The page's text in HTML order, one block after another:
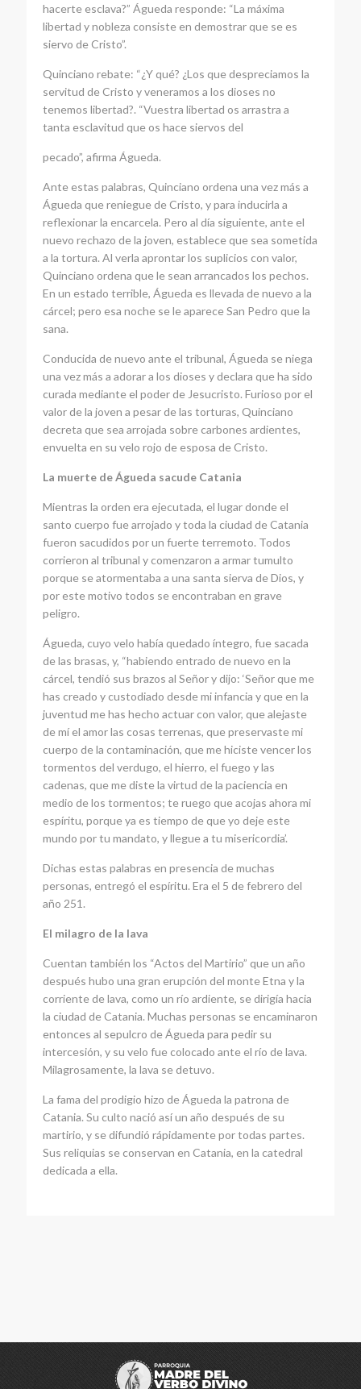
hacerte esclava?” Águeda responde: “La máxima
libertad y nobleza consiste en demostrar que se es
siervo de Cristo”.
Quinciano rebate: “¿Y qué? ¿Los que despreciamos la
servitud de Cristo y veneramos a los dioses no
tenemos libertad?. “Vuestra libertad os arrastra a
tanta esclavitud que os hace siervos del
pecado”, afirma Águeda.
Ante estas palabras, Quinciano ordena una vez más a
Águeda que reniegue de Cristo, y para inducirla a
reflexionar la encarcela. Pero al día siguiente, ante el
nuevo rechazo de la joven, establece que sea sometida
a la tortura. Al verla aprontar los suplicios con valor,
Quinciano ordena que le sean arrancados los pechos.
En un estado terrible, Águeda es llevada de nuevo a la
cárcel; pero esa noche se le aparece San Pedro que la
sana.
Conducida de nuevo ante el tribunal, Águeda se niega
una vez más a adorar a los dioses y declara que ha sido
curada mediante el poder de Jesucristo. Furioso por el
valor de la joven a pesar de las torturas, Quinciano
decreta que sea arrojada sobre carbones ardientes,
envuelta en su velo rojo de esposa de Cristo.
La muerte de Águeda sacude Catania
Mientras la orden era ejecutada, el lugar donde el
santo cuerpo fue arrojado y toda la ciudad de Catania
fueron sacudidos por un fuerte terremoto. Todos
corrieron al tribunal y comenzaron a armar tumulto
porque se atormentaba a una santa sierva de Dios, y
por este motivo todos se encontraban en grave
peligro.
Águeda, cuyo velo había quedado íntegro, fue sacada
de las brasas, y, “habiendo entrado de nuevo en la
cárcel, tendió sus brazos al Señor y dijo: ‘Señor que me
has creado y custodiado desde mi infancia y que en la
juventud me has hecho actuar con valor, que alejaste
de mí el amor las cosas terrenas, que preservaste mi
cuerpo de la contaminación, que me hiciste vencer los
tormentos del verdugo, el hierro, el fuego y las
cadenas, que me diste la virtud de la paciencia en
medio de los tormentos; te ruego que acojas ahora mi
espíritu, porque ya es tiempo de que yo deje este
mundo por tu mandato, y llegue a tu misericordia’.
Dichas estas palabras en presencia de muchas
personas, entregó el espíritu. Era el 5 de febrero del
año 251.
El milagro de la lava
Cuentan también los “Actos del Martirio” que un año
después hubo una gran erupción del monte Etna y la
corriente de lava, como un río ardiente, se dirigía hacia
la ciudad de Catania. Muchas personas se encaminaron
entonces al sepulcro de Águeda para pedir su
intercesión, y su velo fue colocado ante el río de lava.
Milagrosamente, la lava se detuvo.
La fama del prodigio hizo de Águeda la patrona de
Catania. Su culto nació así un año después de su
martirio, y se difundió rápidamente por todas partes.
Sus reliquias se conservan en Catania, en la catedral
dedicada a ella.